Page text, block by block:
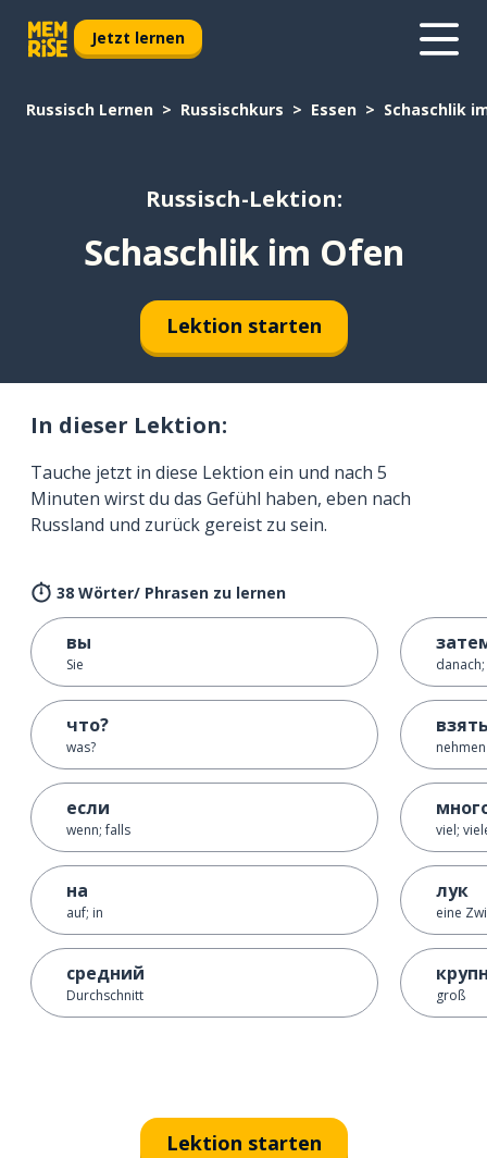
Jetzt lernen
Russisch Lernen Russischkurs Essen Schaschlik
Russisch-Lektion:
Schaschlik im Ofen
Lektion starten
In dieser Lektion:
Tauche jetzt in diese Lektion ein und nach 5
Minuten wirst du das Gefühl haben, eben nach
Russland und zurück gereist zu sein.
38 Wörter/ Phrasen zu lernen
вы
Sie
что?
was?
если
wenn; falls
на
auf; in
средний
Durchschnitt
nehmen
viel;
лук
eine
groß
Lektion starten